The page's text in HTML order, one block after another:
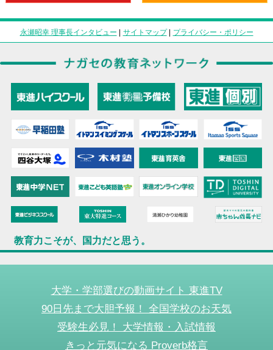
永瀬昭幸 理事長インタビュー | サイトマップ| プライバシー・ポリシー
教育力こそが、国力だと思う。
大学・学部選びの動画サイト 東進TV
90日先まで大胆予報！ 全国学校のお天気
受験生必見！ 大学情報・入試情報
きっと元気になる Proverb格言